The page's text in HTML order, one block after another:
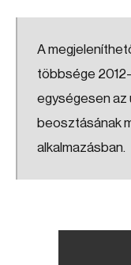
A
többsége
egységesen az
beosztásának
alkalmazásban.